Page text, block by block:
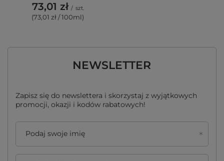
73,01 zł / szt.
(73,01 zł / 100ml)
NEWSLETTER
Zapisz się do newslettera i skorzystaj z wyjątkowych
promocji, okazji i kodów rabatowych!
Podaj swoje imię